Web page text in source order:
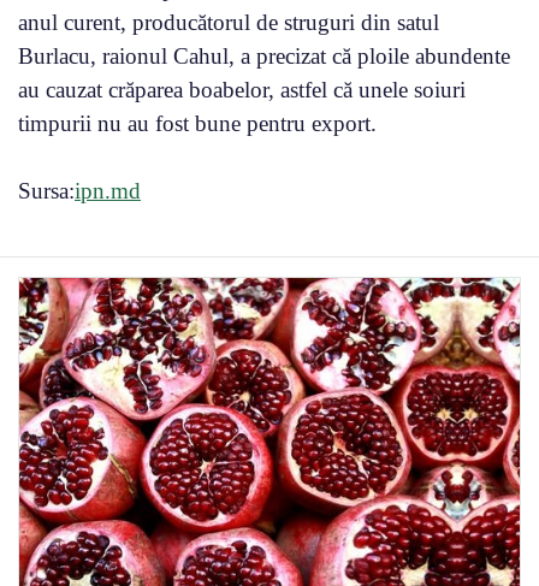
anul curent, producătorul de struguri din satul
Burlacu, raionul Cahul, a precizat că ploile abundente
au cauzat crăparea boabelor, astfel că unele soiuri
timpurii nu au fost bune pentru export.
Sursa:ipn.md